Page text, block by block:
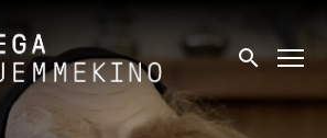
Søk